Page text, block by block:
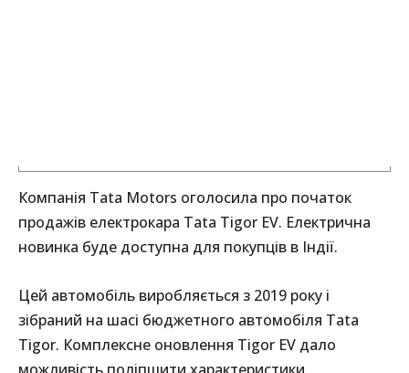
Компанія Tata Motors оголосила про початок
продажів електрокара Tata Tigor EV. Електрична
новинка буде доступна для покупців в Індії.
Цей автомобіль виробляється з 2019 року і
зібраний на шасі бюджетного автомобіля Tata
Tigor. Комплексне оновлення Tigor EV дало